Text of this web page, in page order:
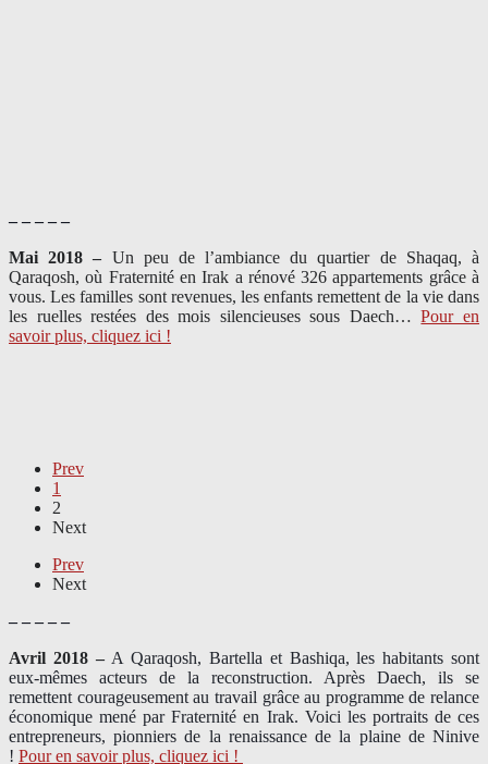
– – – – –
Mai 2018 – Un peu de l’ambiance du quartier de Shaqaq, à
Qaraqosh, où Fraternité en Irak a rénové 326 appartements grâce à
vous. Les familles sont revenues, les enfants remettent de la vie dans
les ruelles restées des mois silencieuses sous Daech… Pour en
savoir plus, cliquez ici !
Prev
1
2
Next
Prev
Next
– – – – –
Avril 2018 – A Qaraqosh, Bartella et Bashiqa, les habitants sont
eux-mêmes acteurs de la reconstruction. Après Daech, ils se
remettent courageusement au travail grâce au programme de relance
économique mené par Fraternité en Irak. Voici les portraits de ces
entrepreneurs, pionniers de la renaissance de la plaine de Ninive
! Pour en savoir plus, cliquez ici !